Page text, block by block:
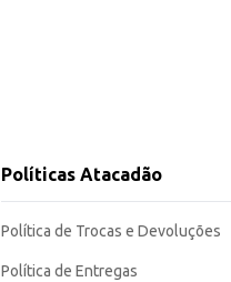
Políticas Atacadão
Política de Trocas e Devoluções
Política de Entregas